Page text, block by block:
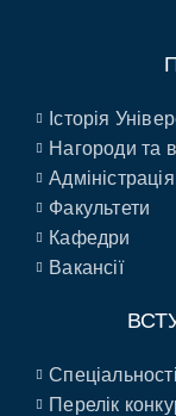
Історія
Нагороди та
Адміністрація
Факультети
Кафедри
Вакансії
Спеціальності
Перелік